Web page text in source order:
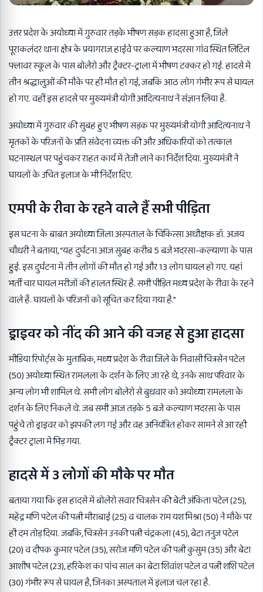
उत्तर प्रदेश के अयोध्या में गुरुवार तड़के भीषण सड़क हादसा हुआ है, जिले
पूराकलंदर थाना क्षेत्र के प्रयागराज हाईवे पर कल्याण भदरसा गांव स्थित लिटिल
फ्लावर स्कूल के पास बोलेरो और ट्रैक्टर-ट्राला में भीषण टक्कर हो गई. हादसे में
तीन श्रद्धालुओं की मौके पर ही मौत हो गई, जबकि आठ लोग गंभीर रूप से घायल
हो गए. वहीं इस हादसे पर मुख्यमंत्री योगी आदित्यनाथ ने संज्ञान लिया है.
अयोध्या में गुरुवार की सुबह हुए भीषण सड़क पर मुख्यमंत्रीयोगी आदित्यनाथने
मृतकों के परिजनों के प्रति संवेदना व्यक्त की और अधिकारियों को तत्काल
घटनास्थल पर पहुंचकर राहत कार्य में तेजी लाने का निर्देश दिया. मुख्यमंत्री ने
घायलों के उचित इलाज के भी निर्देश दिए.
एमपी के रीवा के रहने वाले हैं सभी पीड़िता
इस घटना के बाबत अयोध्या जिला अस्पताल के चिकित्सा अधीक्षक डॉ. अजय
चौधरी ने बताया, “यह दुर्घटना आज सुबह करीब 5 बजे भदरसा-कल्याणा के पास
हुई. इस दुर्घटना में तीन लोगों की मौत हो गई और 13 लोग घायल हो गए. यहां
भर्ती चार घायल मरीजों की हालत स्थिर है. सभी पीड़ित मध्य प्रदेश के रीवा के रहने
वाले हैं. घायलों के परिजनों को सूचित कर दिया गया है.”
ड्राइवर को नींद की आने की वजह से हुआ हादसा
मीडिया रिपोर्ट्स के मुताबिक, मध्य प्रदेश के रीवा जिले के निवासी चित्रसेन पटेल
(50) अयोध्या स्थित रामलला के दर्शन के लिए जा रहे थे, उनके साथ परिवार के
अन्य लोग भी शामिल थे. सभी लोग बोलेरो से बुधवार को अयोध्या रामलला के
दर्शन के लिए निकले थे. जब सभी आज तड़के 5 बजे कल्याण भदरसा के पास
पहुंचे तो ड्राइवर को झपकी लग गई और वह अनियंत्रित होकर सामने से आ रही
ट्रैक्टर ट्राला में भिड़ गया.
हादसे में 3 लोगों की मौके पर मौत
बताया गया कि इस हादसे में बोलेरो सवार चित्रसेन की बेटी अंकिता पटेल (25),
महेंद्र मणि पटेल की पत्नी मीराबाई (25) व चालक राम यश मिश्रा (50) ने मौके पर
ही दम तोड़ दिया. जबकि, चित्रसेन उनकी पत्नी चंद्रकला (45), बेटा तनुज पटेल
(20) व दीपक कुमार पटेल (35), सरोज मणि पटेल की पत्नी कुसुम (35) और बेटा
आशीष पटेल (23), हरिकेश का पांच साल का बेटा शिवांश पटेल व पत्नी शशि पटेल
(30) गंभीर रूप से घायल है, जिनका अस्पताल में इलाज चल रहा है.